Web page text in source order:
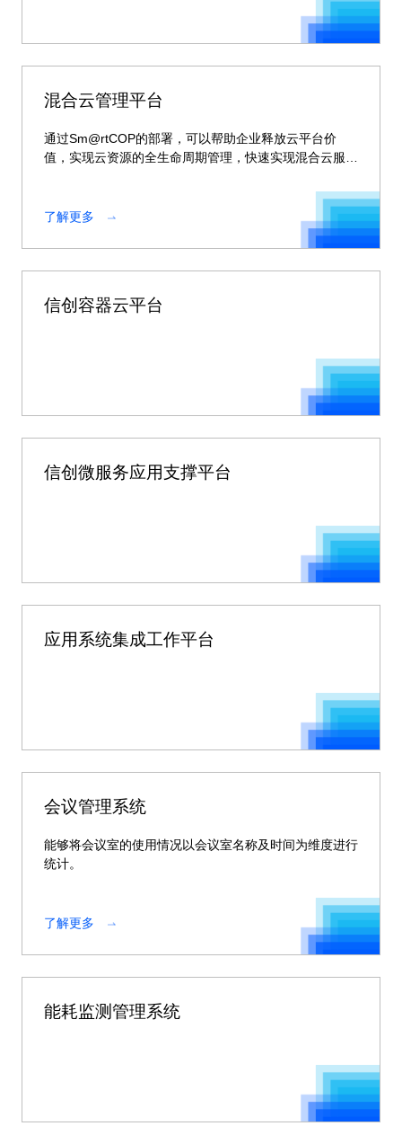
混合云管理平台
通过Sm@rtCOP的部署，可以帮助企业释放云平台价
值，实现云资源的全生命周期管理，快速实现混合云服务
了解更多
信创容器云平台
信创微服务应用支撑平台
应用系统集成工作平台
会议管理系统
能够将会议室的使用情况以会议室名称及时间为维度进行
统计。
了解更多
能耗监测管理系统